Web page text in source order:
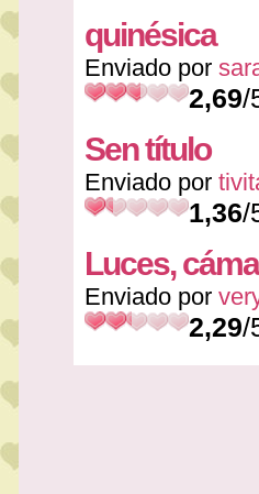
quinésica
Enviado por
2,69/
Sen título
Enviado por
1,36/
Luces,
Enviado por
2,29/